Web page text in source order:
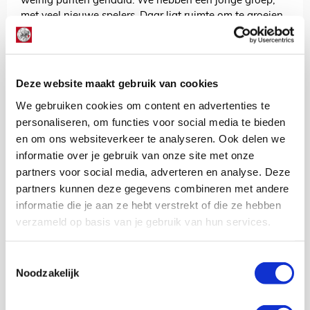
Deze website maakt gebruik van cookies
We gebruiken cookies om content en advertenties te
personaliseren, om functies voor social media te bieden
en om ons websiteverkeer te analyseren. Ook delen we
informatie over je gebruik van onze site met onze
partners voor social media, adverteren en analyse. Deze
partners kunnen deze gegevens combineren met andere
informatie die je aan ze hebt verstrekt of die ze hebben
verzameld op basis van je gebruik van hun services.
Noodzakelijk
met veel nieuwe spelers. Daar ligt ruimte om te groeien.
Met de overwinning op Volendam hebben een stap
gemaakt, maar dit is slechts één wedstrijd. We zien het
De focus gaat nu op sc Heerenveen-thuis,” besluit Van ’t
AANBEVOLEN
Bergwijn maakt einde aan
wallpaperdroogte bij Ajax Life!
Bekijk alle berichten van Jordy Haak